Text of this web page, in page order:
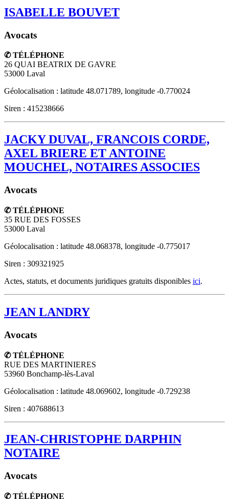
ISABELLE BOUVET
Avocats
✆ TÉLÉPHONE
26 QUAI BEATRIX DE GAVRE
53000 Laval
Géolocalisation : latitude 48.071789, longitude -0.770024
Siren : 415238666
JACKY DUVAL, FRANCOIS CORDE,
AXEL BRIERE ET ANTOINE
MOUCHEL, NOTAIRES ASSOCIES
Avocats
✆ TÉLÉPHONE
35 RUE DES FOSSES
53000 Laval
Géolocalisation : latitude 48.068378, longitude -0.775017
Siren : 309321925
Actes, statuts, et documents juridiques gratuits disponibles ici.
JEAN LANDRY
Avocats
✆ TÉLÉPHONE
RUE DES MARTINIERES
53960 Bonchamp-lès-Laval
Géolocalisation : latitude 48.069602, longitude -0.729238
Siren : 407688613
JEAN-CHRISTOPHE DARPHIN
NOTAIRE
Avocats
✆ TÉLÉPHONE